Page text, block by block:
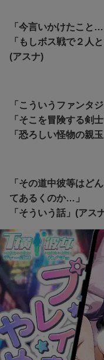
「今言いかけたこと…
「もしボス戦で２人
(アスナ)
「こういうファンタ
「そこを冒険する剣
「恐ろしい怪物の親
「その道中彼等はど
てあるくのか…」
「そういう話」(アス